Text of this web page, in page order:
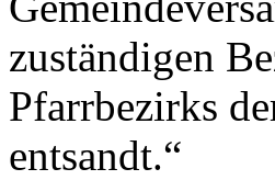
zuständigen
Pfarrbezirks
entsandt.“